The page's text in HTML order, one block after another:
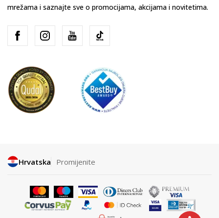
mrežama i saznajte sve o promocijama, akcijama i novitetima.
Hrvatska Promijenite